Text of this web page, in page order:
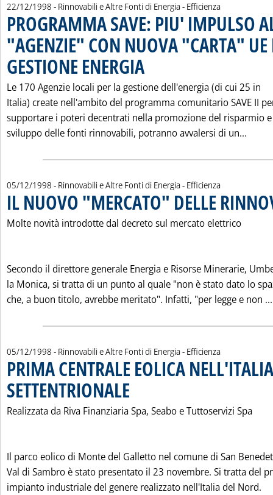
22/12/1998 - Rinnovabili e Altre Fonti di Energia - Efficienza
PROGRAMMA SAVE: PIU' IMPULSO
"AGENZIE" CON NUOVA "CARTA" UE
GESTIONE ENERGIA
Le 170 Agenzie locali per la gestione dell'energia (di cui 25 in
Italia) create nell'ambito del programma comunitario SAVE II
supportare i poteri decentrati nella promozione del risparmio
sviluppo delle fonti rinnovabili, potranno avvalersi di un...
05/12/1998 - Rinnovabili e Altre Fonti di Energia - Efficienza
IL NUOVO "MERCATO" DELLE
Molte novità introdotte dal decreto sul mercato elettrico
Secondo il direttore generale Energia e Risorse Minerarie,
la Monica, si tratta di un punto al quale "non è stato dato lo
che, a buon titolo, avrebbe meritato". Infatti, "per legge e non ...
05/12/1998 - Rinnovabili e Altre Fonti di Energia - Efficienza
PRIMA CENTRALE EOLICA NELL'ITALIA
SETTENTRIONALE
Realizzata da Riva Finanziaria Spa, Seabo e Tuttoservizi Spa
Il parco eolico di Monte del Galletto nel comune di San
Val di Sambro è stato presentato il 23 novembre. Si tratta del
impianto industriale del genere realizzato nell'Italia del Nord.